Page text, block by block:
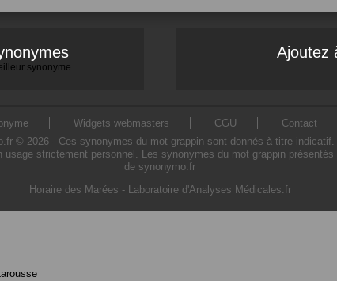
synonyme
Ajoutez
Widgets webmasters CGU
Contact
© 2026 - Ces synonymes du mot grappin sont donnés à titre
strictement personnel. Les synonymes du mot grappin
de synonymo.fr
Horaire des Marées - Laboratoire d'Analyses Médicales.fr